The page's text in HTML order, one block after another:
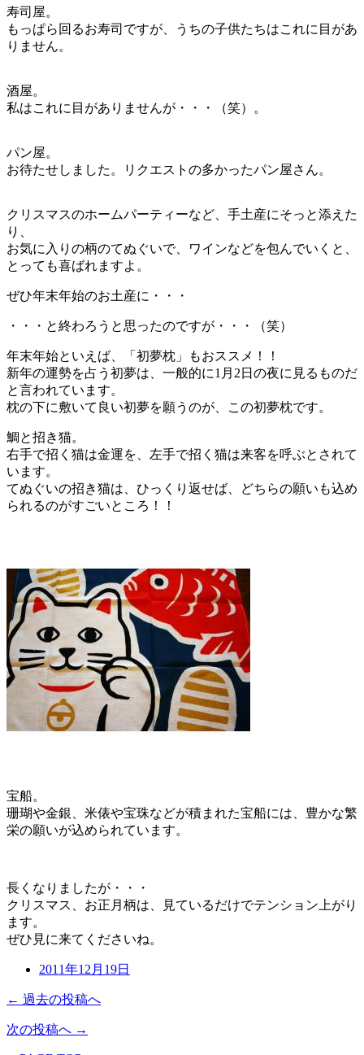
寿司屋。
もっぱら回るお寿司ですが、うちの子供たちはこれに目があ
りません。
酒屋。
私はこれに目がありませんが・・・（笑）。
パン屋。
お待たせしました。リクエストの多かったパン屋さん。
クリスマスのホームパーティーなど、手土産にそっと添えた
り、
お気に入りの柄のてぬぐいで、ワインなどを包んでいくと、
とっても喜ばれますよ。
ぜひ年末年始のお土産に・・・
・・・と終わろうと思ったのですが・・・（笑）
年末年始といえば、「初夢枕」もおススメ！！
新年の運勢を占う初夢は、一般的に1月2日の夜に見るものだ
と言われています。
枕の下に敷いて良い初夢を願うのが、この初夢枕です。
鯛と招き猫。
右手で招く猫は金運を、左手で招く猫は来客を呼ぶとされて
います。
てぬぐいの招き猫は、ひっくり返せば、どちらの願いも込め
られるのがすごいところ！！
宝船。
珊瑚や金銀、米俵や宝珠などが積まれた宝船には、豊かな繁
栄の願いが込められています。
長くなりましたが・・・
クリスマス、お正月柄は、見ているだけでテンション上がり
ます。
ぜひ見に来てくださいね。
2011年12月19日
← 過去の投稿へ
次の投稿へ →